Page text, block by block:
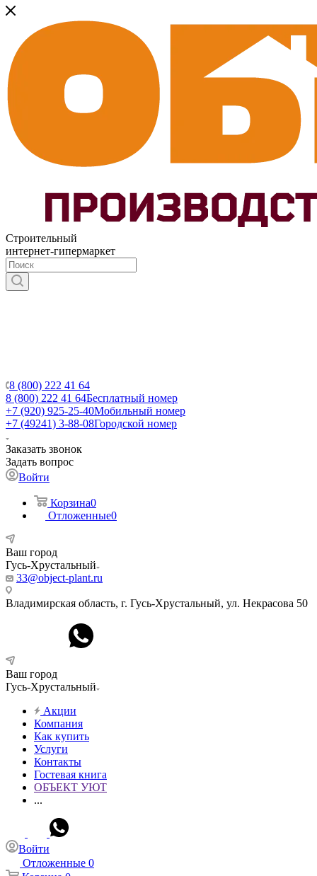
Строительный
интернет-гипермаркет
8 (800) 222 41 64
8 (800) 222 41 64Бесплатный номер
+7 (920) 925-25-40Мобильный номер
+7 (49241) 3-88-08Городской номер
Заказать звонок
Задать вопрос
Войти
Корзина0
Отложенные0
Ваш город
Гусь-Хрустальный
33@object-plant.ru
Владимирская область, г. Гусь-Хрустальный, ул. Некрасова 50
Ваш город
Гусь-Хрустальный
Акции
Компания
Как купить
Услуги
Контакты
Гостевая книга
ОБЪЕКТ УЮТ
...
Войти
Отложенные 0